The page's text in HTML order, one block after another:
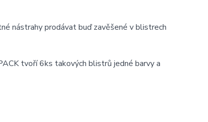
nástrahy prodávat buď zavěšené v blistrech
tvoří 6ks takových blistrů jedné barvy a